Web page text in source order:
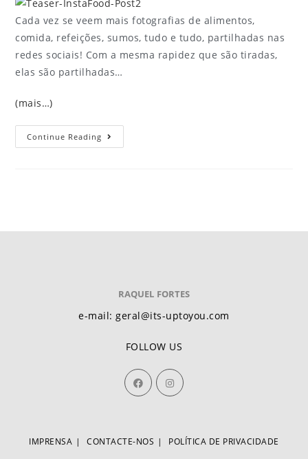
Cada vez se veem mais fotografias de alimentos,
comida, refeições, sumos, tudo e tudo, partilhadas nas
redes sociais! Com a mesma rapidez que são tiradas,
elas são partilhadas…
(mais…)
Continue Reading
RAQUEL FORTES
e-mail: geral@its-uptoyou.com
FOLLOW US
IMPRENSA CONTACTE-NOS POLÍTICA DE PRIVACIDADE